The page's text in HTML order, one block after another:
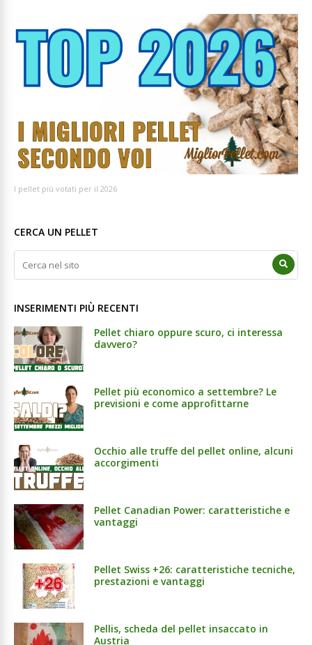
I pellet più votati per il 2026
CERCA UN PELLET
INSERIMENTI PIÙ RECENTI
Pellet chiaro oppure scuro, ci interessa
davvero?
Pellet più economico a settembre? Le
previsioni e come approfittarne
Occhio alle truffe del pellet online, alcuni
accorgimenti
Pellet Canadian Power: caratteristiche e
vantaggi
Pellet Swiss +26: caratteristiche tecniche,
prestazioni e vantaggi
Pellis, scheda del pellet insaccato in
Austria